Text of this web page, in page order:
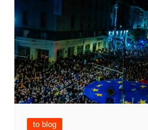
to blog